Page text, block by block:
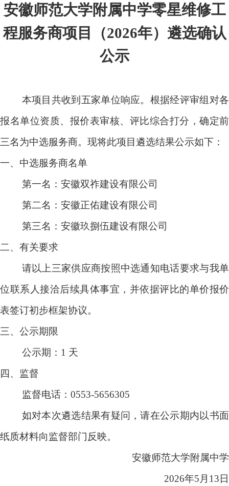
安徽师范大学附属中学零星维修工
程服务商项目（2026年）遴选确认
公示
本项目共收到五家单位响应。根据经评审组对各
报名单位资质、报价表审核、评比综合打分，确定前
三名为中选服务商。现将此项目遴选结果公示如下：
一、中选服务商名单
第一名： 安徽双祚建设有限公司
第二名： 安徽正佑建设有限公司
第三名： 安徽玖捌伍建设有限公司
二、有关要求
请以上三家供应商按照中选通知电话要求与我单
位联系人接洽后续具体事宜，并依据评比的单价报价
表签订初步框架协议。
三、公示期限
公示期： 1 天
四、监督
监督电话： 0553-5656305
如对本次遴选结果有疑问，请在公示期内以书面
纸质材料向监督部门反映。
安徽师范大学附属中学
2026年5 月 13 日